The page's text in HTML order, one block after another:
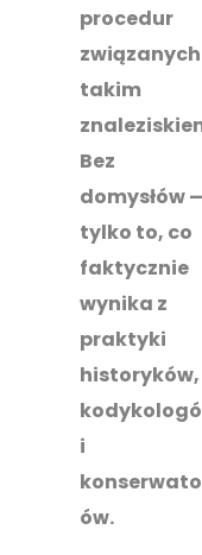
procedur
związanych
takim
Bez
domysłów
tylko to, co
faktycznie
wynika z
praktyki
historyków,
i
ów.